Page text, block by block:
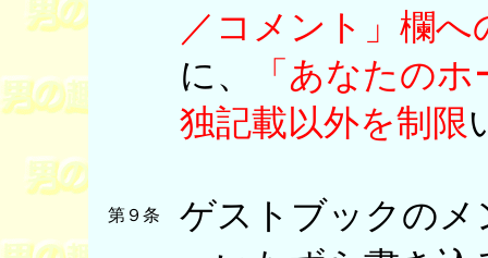
／コメント」欄
に、
「あなたの
独記載以外を制限
第９条
ゲストブックのメ